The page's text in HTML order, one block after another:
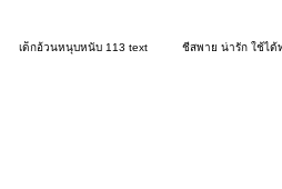
เด็กอ้วนหนุบหนับ 113 text ชีสพาย น่ารัก ใช้ได้